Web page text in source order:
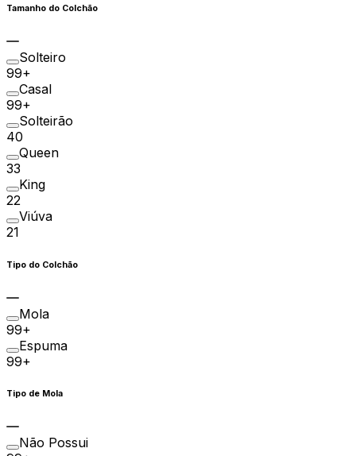
Tamanho do Colchão
Solteiro
99+
Casal
99+
Solteirão
40
Queen
33
King
22
Viúva
21
Tipo do Colchão
Mola
99+
Espuma
99+
Tipo de Mola
Não Possui